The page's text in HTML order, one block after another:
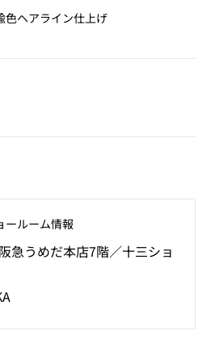
色ヘアライン仕上げ
ルーム情報
急うめだ本店7階／十三ショ